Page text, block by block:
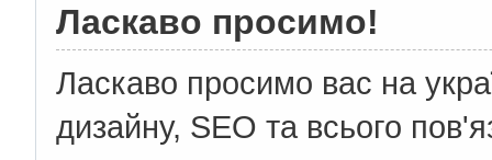
Ласкаво просимо!
Ласкаво просимо вас на
дизайну, SEO та всього